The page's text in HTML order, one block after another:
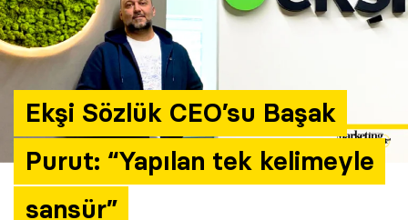
Ekşi Sözlük CEO’su Başak
Purut: “Yapılan tek kelimeyle
sansür”